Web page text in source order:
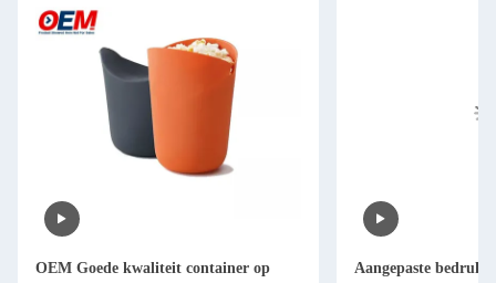
OEM Goede kwaliteit container op
Aangepaste